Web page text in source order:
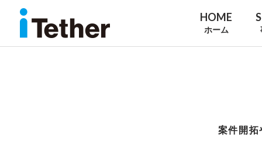
HOME
ホーム
案件開拓